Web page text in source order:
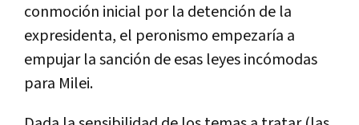
conmoción inicial por la detención de la
expresidenta, el peronismo empezaría a
empujar la sanción de esas leyes incómodas
para Milei.